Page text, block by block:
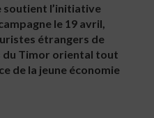
l’initiative
le 19 avril,
étrangers de
du Timor oriental tout
de la jeune économie